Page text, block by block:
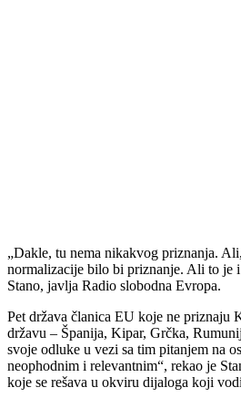
„Dakle, tu nema nikakvog priznanja.
normalizacije bilo bi priznanje. Ali to je
Stano, javlja Radio slobodna Evropa.
Pet država članica EU koje ne priznaju
državu – Španija, Kipar, Grčka,
svoje odluke u vezi sa tim pitanjem na
neophodnim i relevantnim“, rekao je
koje se rešava u okviru dijaloga koji